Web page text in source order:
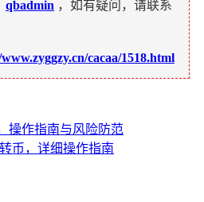
qbadmin ，如有疑问，请联系
cacaa/1518.html
操作指南与风险防范
币，详细操作指南